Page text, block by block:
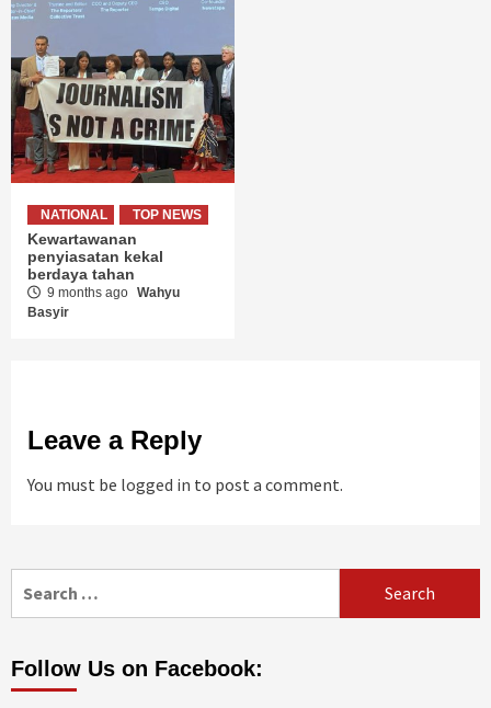
NATIONAL TOP NEWS
Kewartawanan
penyiasatan kekal
berdaya tahan
9 months ago Wahyu
Basyir
Leave a Reply
You must be logged in to post a comment.
for:
Follow Us on Facebook: